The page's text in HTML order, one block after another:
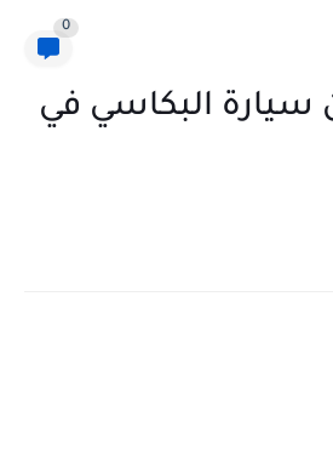
0
البكاسي في